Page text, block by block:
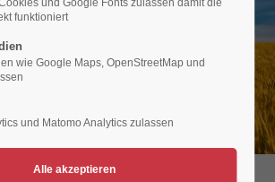
1936/45 Polch/Maifeld e.V.
und Google Fonts zulassen damit die
funktioniert
wie Google Maps, OpenStreetMap und
und Matomo Analytics zulassen